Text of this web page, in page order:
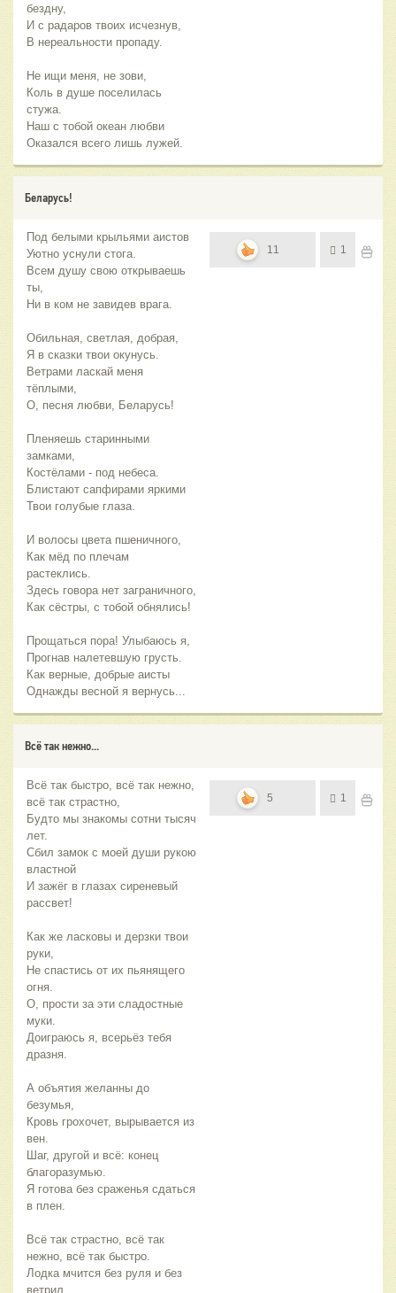
бездну,
И с радаров твоих исчезнув,
В нереальности пропаду.
Не ищи меня, не зови,
Коль в душе поселилась
стужа.
Наш с тобой океан любви
Оказался всего лишь лужей.
Беларусь!
Под белыми крыльями аистов
Уютно уснули стога.
Всем душу свою открываешь
ты,
Ни в ком не завидев врага.
Обильная, светлая, добрая,
Я в сказки твои окунусь.
Ветрами ласкай меня
тёплыми,
О, песня любви, Беларусь!
Пленяешь старинными
замками,
Костёлами - под небеса.
Блистают сапфирами яркими
Твои голубые глаза.
И волосы цвета пшеничного,
Как мёд по плечам
растеклись.
Здесь говора нет заграничного,
Как сёстры, с тобой обнялись!
Прощаться пора! Улыбаюсь я,
Прогнав налетевшую грусть.
Как верные, добрые аисты
Однажды весной я вернусь...
11 1
Всё так нежно...
Всё так быстро, всё так нежно,
всё так страстно,
Будто мы знакомы сотни тысяч
лет.
Сбил замок с моей души рукою
властной
И зажёг в глазах сиреневый
рассвет!
Как же ласковы и дерзки твои
руки,
Не спастись от их пьянящего
огня.
О, прости за эти сладостные
муки.
Доиграюсь я, всерьёз тебя
дразня.
А объятия желанны до
безумья,
Кровь грохочет, вырывается из
вен.
Шаг, другой и всё: конец
благоразумью.
Я готова без сраженья сдаться
в плен.
Всё так страстно, всё так
нежно, всё так быстро.
Лодка мчится без руля и без
ветрил.
5 1